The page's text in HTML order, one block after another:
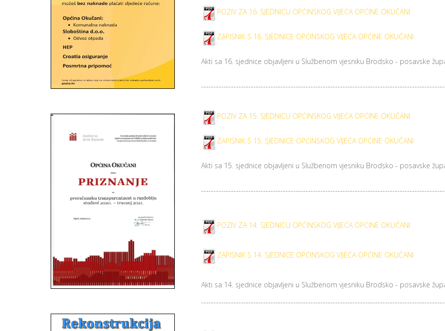
POZIV ZA 16. SJEDNICU OPĆINSKOG VIJEĆA OPĆINE OKUČANI
ZAPISNIK S 16. SJEDNICE OPĆINSKOG VIJEĆA OPĆINE OKUČANI
Akti sa 16. sjednice objavljeni u Službenom vjesniku Brodsko - posavske
POZIV ZA 15. SJEDNICU OPĆINSKOG VIJEĆA OPĆINE OKUČANI
ZAPISNIK S 15. SJEDNICE OPĆINSKOG VIJEĆA OPĆINE OKUČANI
Akti sa 15. sjednice objavljeni u Službenom vjesniku Brodsko - posavske
POZIV ZA 14. SJEDNICU OPĆINSKOG VIJEĆA OPĆINE OKUČANI
ZAPISNIK S 14. SJEDNICE OPĆINSKOG VIJEĆA OPĆINE OKUČANI
Akti sa 14. sjednice objavljeni u Službenom vjesniku Brodsko - posavske